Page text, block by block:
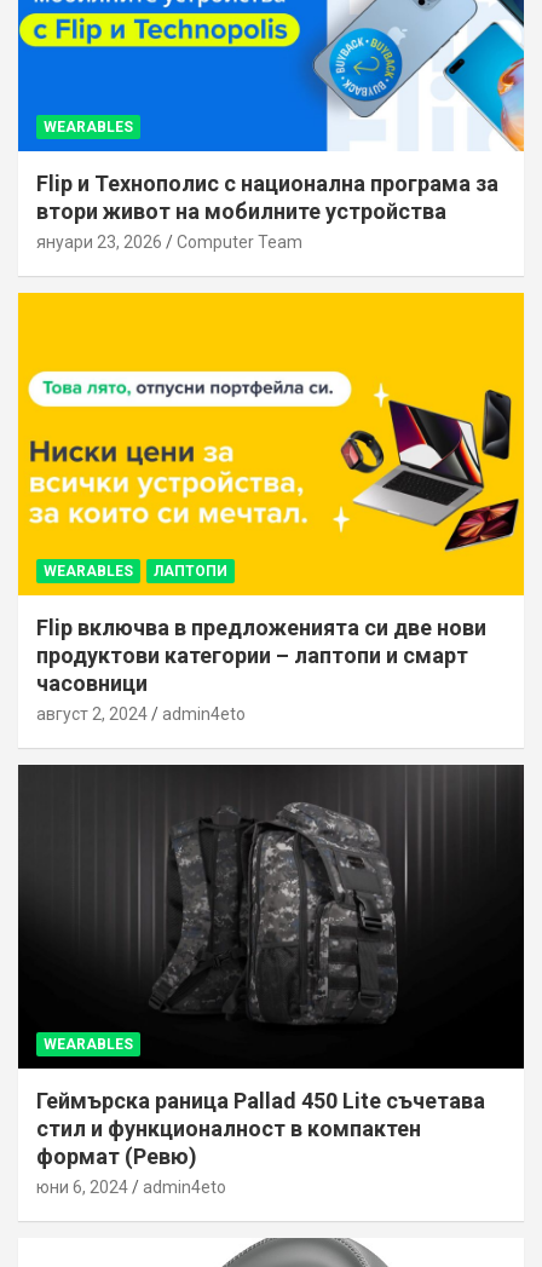
WEARABLES
Flip и Технополис с национална програма за
втори живот на мобилните устройства
януари 23, 2026 Computer Team
WEARABLES ЛАПТОПИ
Flip включва в предложенията си две нови
продуктови категории – лаптопи и смарт
часовници
август 2, 2024 admin4eto
WEARABLES
Геймърска раница Pallad 450 Lite съчетава
стил и функционалност в компактен
формат (Ревю)
юни 6, 2024 admin4eto